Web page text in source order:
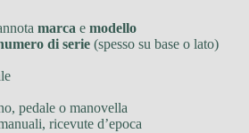
marca e modello
di serie (spesso su base o lato)
pedale o manovella
ricevute d’epoca